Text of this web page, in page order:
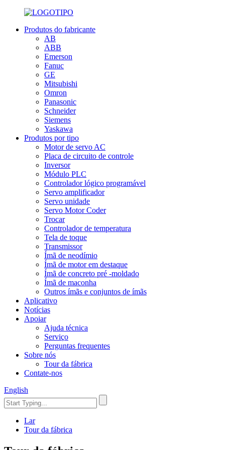
Produtos do fabricante
AB
ABB
Emerson
Fanuc
GE
Mitsubishi
Omron
Panasonic
Schneider
Siemens
Yaskawa
Produtos por tipo
Motor de servo AC
Placa de circuito de controle
Inversor
Módulo PLC
Controlador lógico programável
Servo amplificador
Servo unidade
Servo Motor Coder
Trocar
Controlador de temperatura
Tela de toque
Transmissor
Ímã de neodímio
Ímã de motor em destaque
Ímã de concreto pré -moldado
Ímã de maconha
Outros ímãs e conjuntos de ímãs
Aplicativo
Notícias
Apoiar
Ajuda técnica
Serviço
Perguntas frequentes
Sobre nós
Tour da fábrica
Contate-nos
English
Lar
Tour da fábrica